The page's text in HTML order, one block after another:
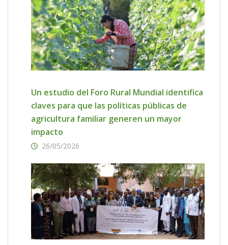
Un estudio del Foro Rural Mundial identifica
claves para que las políticas públicas de
agricultura familiar generen un mayor
impacto
26/05/2026